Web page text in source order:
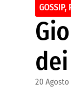
GOSSIP,
20 Agosto